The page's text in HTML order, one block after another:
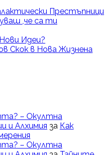
Престъпници
,че са ти
Идеи?
Скок в Нова Жизнена
– Окултна
и Алхимия за Как
– Окултна